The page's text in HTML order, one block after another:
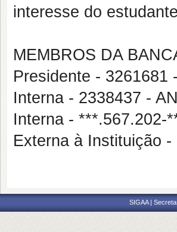
interesse do
MEMBROS DA
Presidente - 3261681
Interna - 2338437 -
Interna - ***.567.202-
Externa à Instituição
SIGAA |